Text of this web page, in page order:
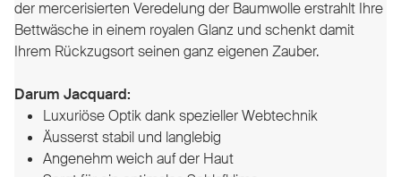
der mercerisierten Veredelung der Baumwolle erstrahlt Ihre
Bettwäsche in einem royalen Glanz und schenkt damit
Ihrem Rückzugsort seinen ganz eigenen Zauber.
Darum Jacquard:
Luxuriöse Optik dank spezieller Webtechnik
Äusserst stabil und langlebig
Angenehm weich auf der Haut